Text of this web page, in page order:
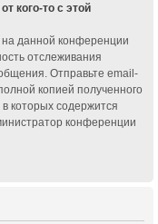
кого-то с этой
данной конференции
отслеживания
Отправьте email-
копией полученного
которых содержится
конференции